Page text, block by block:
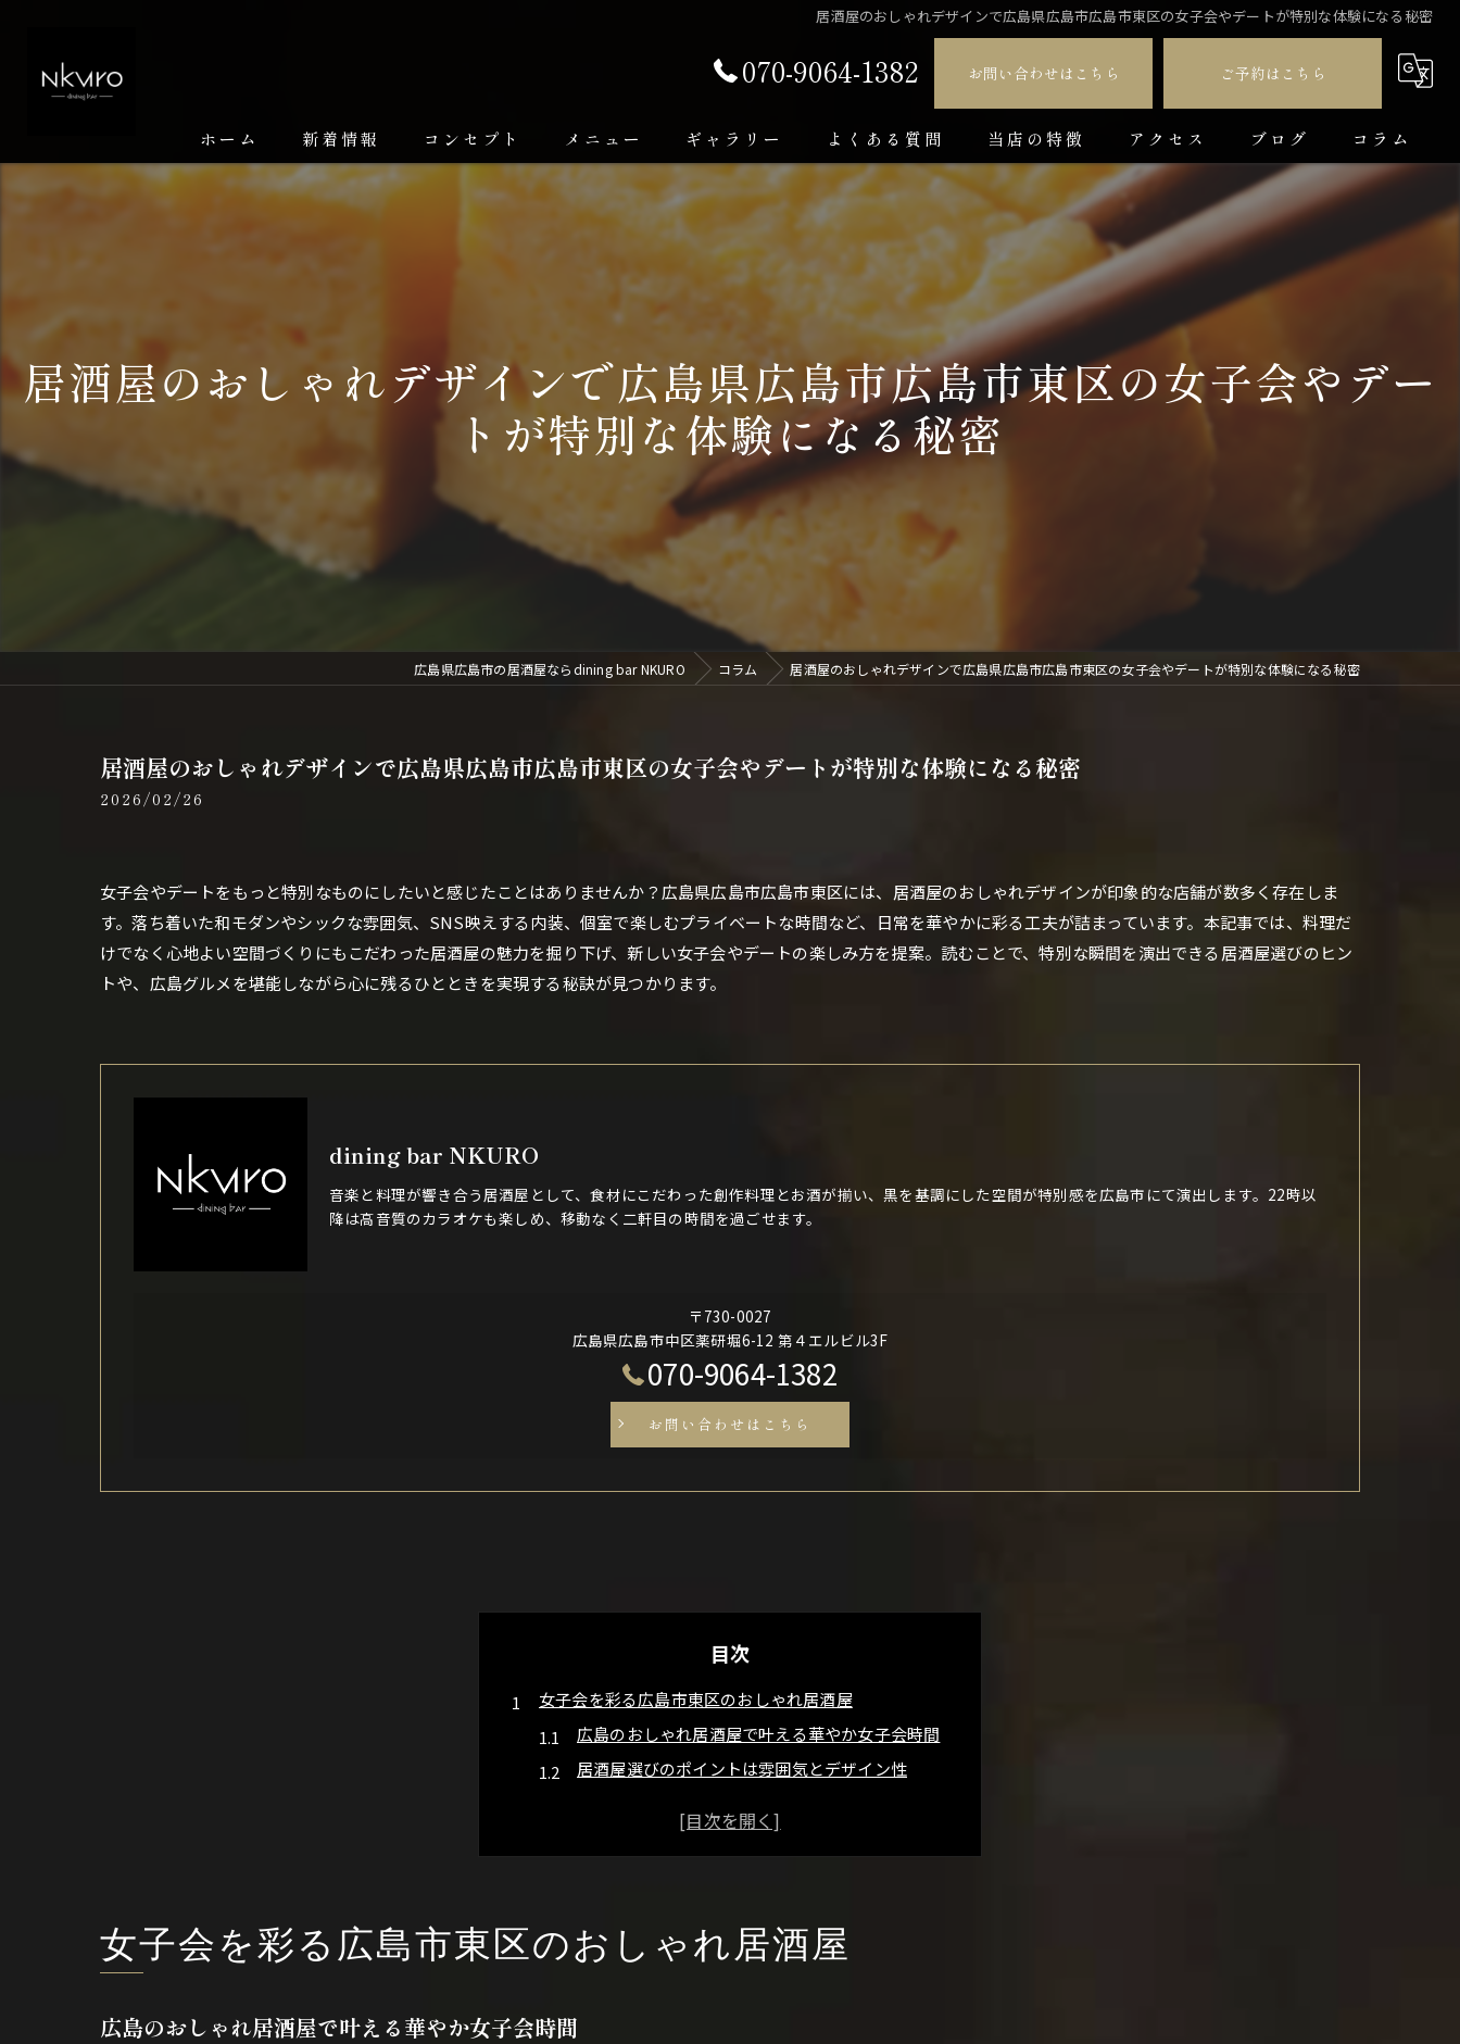
居酒屋のおしゃれデザインで広島県広島市広島市東区の女子会やデートが特別な体験になる秘密
070-9064-1382 お問い合わせはこちら ご予約はこちら
ホーム 新着情報 コンセプト メニュー ギャラリー よくある質問 当店の特徴
ダイニングバー
貸切
カラオケ
飲み放題
コース
アクセス ブログ コラム
居酒屋のおしゃれデザインで広島県広島市広島市東区の女子会やデー
トが特別な体験になる秘密
広島県広島市の居酒屋ならdining bar NKURO コラム 居酒屋のおしゃれデザインで広島県広島市広島市東区の女子会やデートが特別な体験になる秘密
居酒屋のおしゃれデザインで広島県広島市広島市東区の女子会やデートが特別な体験になる秘密
2026/02/26
女子会やデートをもっと特別なものにしたいと感じたことはありませんか？広島県広島市広島市東区には、居酒屋のおしゃれデザインが印象的な店舗が数多く存在しま
す。落ち着いた和モダンやシックな雰囲気、SNS映えする内装、個室で楽しむプライベートな時間など、日常を華やかに彩る工夫が詰まっています。本記事では、料理だ
けでなく心地よい空間づくりにもこだわった居酒屋の魅力を掘り下げ、新しい女子会やデートの楽しみ方を提案。読むことで、特別な瞬間を演出できる居酒屋選びのヒン
トや、広島グルメを堪能しながら心に残るひとときを実現する秘訣が見つかります。
dining bar NKURO
音楽と料理が響き合う居酒屋として、食材にこだわった創作料理とお酒が揃い、黒を基調にした空間が特別感を広島市にて演出します。22時以
降は高音質のカラオケも楽しめ、移動なく二軒目の時間を過ごせます。
〒730-0027
広島県広島市中区薬研堀6-12 第４エルビル3F
070-9064-1382
お問い合わせはこちら
目次
女子会を彩る広島市東区のおしゃれ居酒屋
広島のおしゃれ居酒屋で叶える華やか女子会時間
居酒屋選びのポイントは雰囲気とデザイン性
女子会で人気の個室付き居酒屋の楽しみ方
おしゃれな居酒屋空間が大人女子に人気の理由
女子会を彩る広島市東区のおしゃれ居酒屋
広島のおしゃれ居酒屋で叶える華やか女子会時間